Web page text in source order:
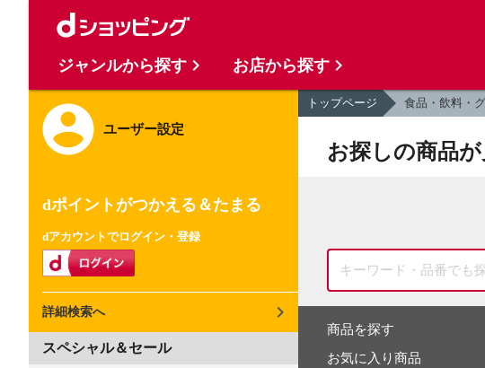
ユーザー設定
dポイントがつかえる＆たまる
dアカウントでログイン・登録
詳細検索へ
スペシャル＆セール
トップページ 食品・飲料・
お探しの商品が
商品を探す
お気に入り商品
ジャンルから探す お店から探す